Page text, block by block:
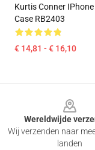
Kurtis Conner
Case RB2403
€ 14,81 - € 16,10
Wereldwijde
Wij verzenden naar
landen